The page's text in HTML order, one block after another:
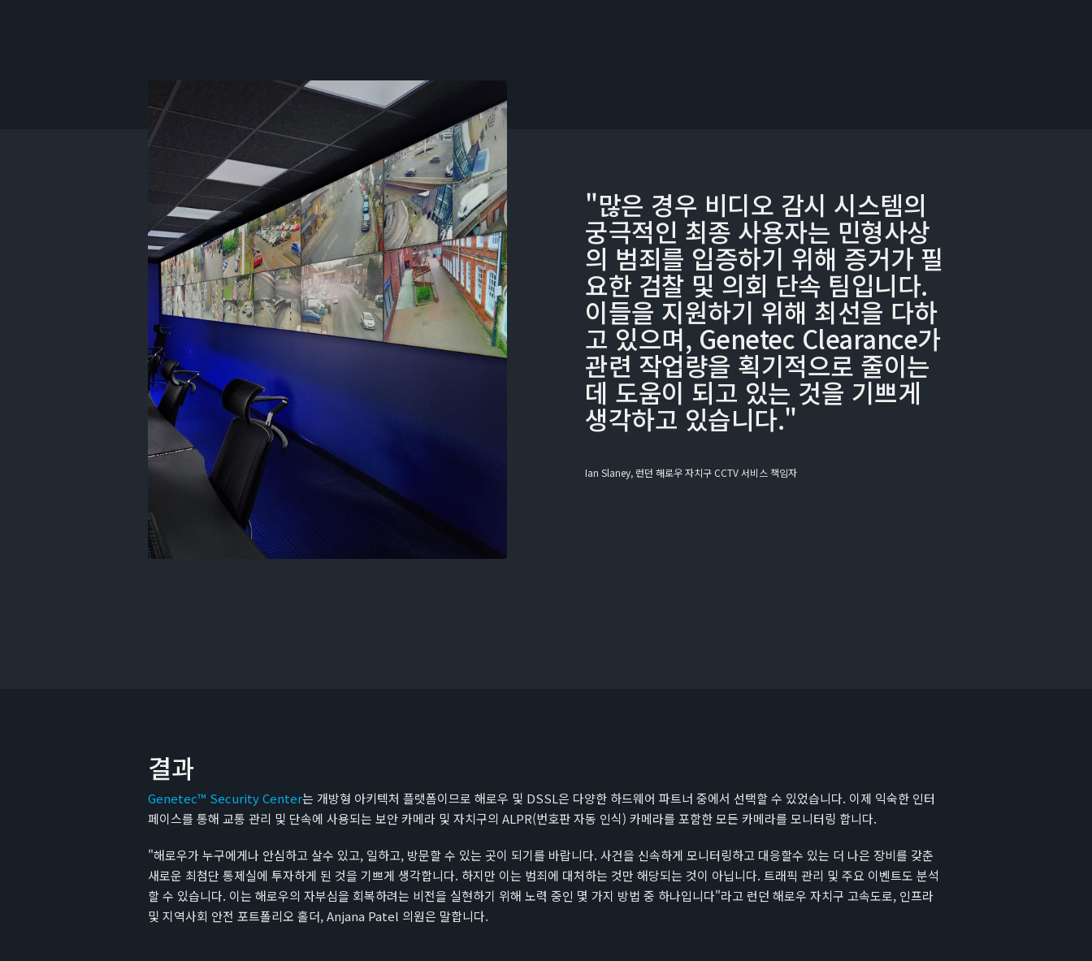
"많은 경우 비디오 감시 시스템의
궁극적인 최종 사용자는 민형사상
의 범죄를 입증하기 위해 증거가 필
요한 검찰 및 의회 단속 팀입니다.
이들을 지원하기 위해 최선을 다하
고 있으며, Genetec Clearance가
관련 작업량을 획기적으로 줄이는
데 도움이 되고 있는 것을 기쁘게
생각하고 있습니다."
Ian Slaney, 런던 해로우 자치구 CCTV 서비스 책임자
결과
Genetec™ Security Center는 개방형 아키텍처 플랫폼이므로 해로우 및 DSSL은 다양한 하드웨어 파트너 중에서 선택할 수 있었습니다. 이제 익숙한 인터
페이스를 통해 교통 관리 및 단속에 사용되는 보안 카메라 및 자치구의 ALPR(번호판 자동 인식) 카메라를 포함한 모든 카메라를 모니터링 합니다.
"해로우가 누구에게나 안심하고 살수 있고, 일하고, 방문할 수 있는 곳이 되기를 바랍니다. 사건을 신속하게 모니터링하고 대응할수 있는 더 나은 장비를 갖춘
새로운 최첨단 통제실에 투자하게 된 것을 기쁘게 생각합니다. 하지만 이는 범죄에 대처하는 것만 해당되는 것이 아닙니다. 트래픽 관리 및 주요 이벤트도 분석
할 수 있습니다. 이는 해로우의 자부심을 회복하려는 비전을 실현하기 위해 노력 중인 몇 가지 방법 중 하나입니다"라고 런던 해로우 자치구 고속도로, 인프라
및 지역사회 안전 포트폴리오 홀더, Anjana Patel 의원은 말합니다.